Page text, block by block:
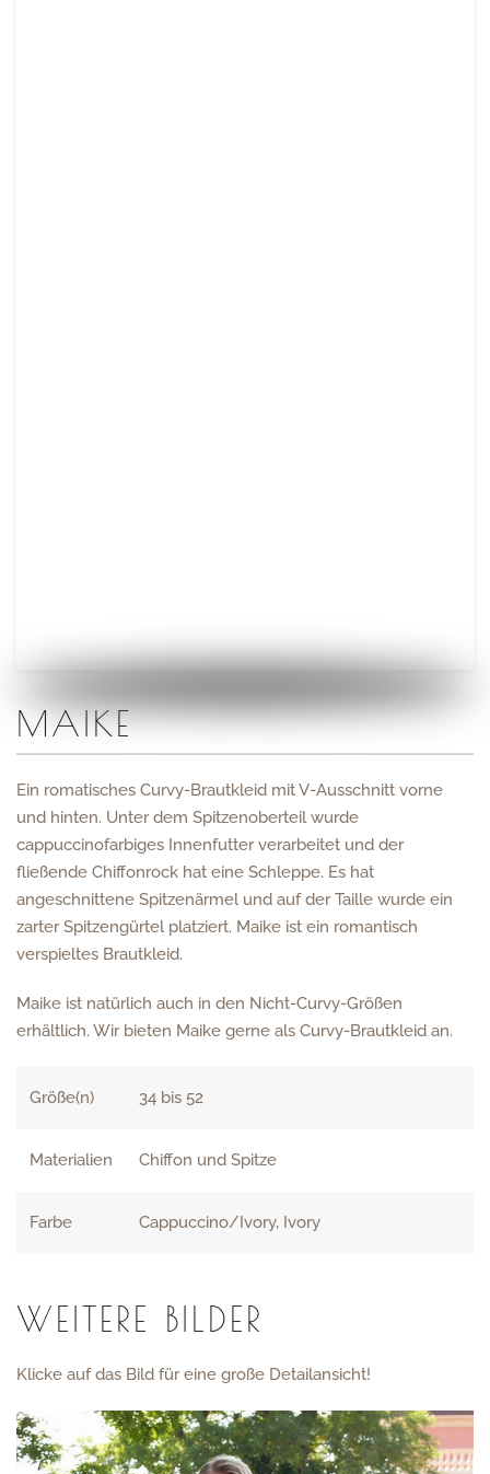
MAIKE
Ein romatisches Curvy-Brautkleid mit V-Ausschnitt vorne
und hinten. Unter dem Spitzenoberteil wurde
cappuccinofarbiges Innenfutter verarbeitet und der
fließende Chiffonrock hat eine Schleppe. Es hat
angeschnittene Spitzenärmel und auf der Taille wurde ein
zarter Spitzengürtel platziert. Maike ist ein romantisch
verspieltes Brautkleid.
Maike ist natürlich auch in den Nicht-Curvy-Größen
erhältlich. Wir bieten Maike gerne als Curvy-Brautkleid an.
Größe(n) 34 bis 52
Materialien Chiffon und Spitze
Farbe Cappuccino/Ivory, Ivory
WEITERE BILDER
Klicke auf das Bild für eine große Detailansicht!